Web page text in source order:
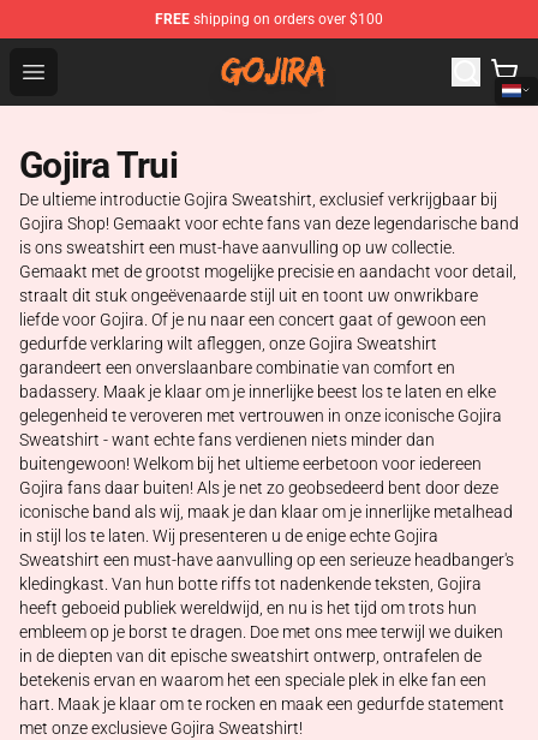
FREE shipping on orders over $100
Open menu
Gojira Shop - Official Gojira Merchandise Store
Gojira Trui
De ultieme introductie Gojira Sweatshirt, exclusief verkrijgbaar bij
Gojira Shop! Gemaakt voor echte fans van deze legendarische band
is ons sweatshirt een must-have aanvulling op uw collectie.
Gemaakt met de grootst mogelijke precisie en aandacht voor detail,
straalt dit stuk ongeëvenaarde stijl uit en toont uw onwrikbare
liefde voor Gojira. Of je nu naar een concert gaat of gewoon een
gedurfde verklaring wilt afleggen, onze Gojira Sweatshirt
garandeert een onverslaanbare combinatie van comfort en
badassery. Maak je klaar om je innerlijke beest los te laten en elke
gelegenheid te veroveren met vertrouwen in onze iconische Gojira
Sweatshirt - want echte fans verdienen niets minder dan
buitengewoon! Welkom bij het ultieme eerbetoon voor iedereen
Gojira fans daar buiten! Als je net zo geobsedeerd bent door deze
iconische band als wij, maak je dan klaar om je innerlijke metalhead
in stijl los te laten. Wij presenteren u de enige echte Gojira
Sweatshirt een must-have aanvulling op een serieuze headbanger's
kledingkast. Van hun botte riffs tot nadenkende teksten, Gojira
heeft geboeid publiek wereldwijd, en nu is het tijd om trots hun
embleem op je borst te dragen. Doe met ons mee terwijl we duiken
in de diepten van dit epische sweatshirt ontwerp, ontrafelen de
betekenis ervan en waarom het een speciale plek in elke fan een
hart. Maak je klaar om te rocken en maak een gedurfde statement
met onze exclusieve Gojira Sweatshirt!